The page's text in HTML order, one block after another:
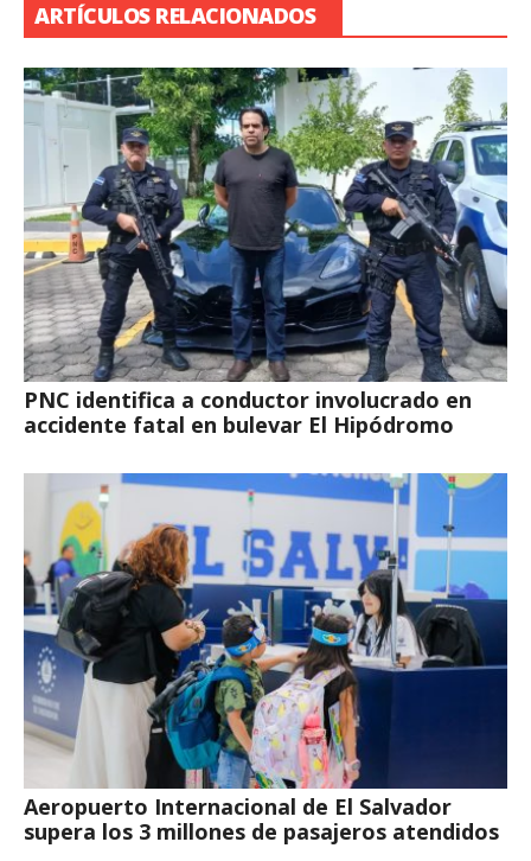
ARTÍCULOS RELACIONADOS
PNC identifica a conductor involucrado en
accidente fatal en bulevar El Hipódromo
Aeropuerto Internacional de El Salvador
supera los 3 millones de pasajeros atendidos